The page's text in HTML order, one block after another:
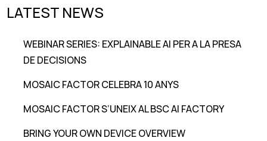
LATEST NEWS
WEBINAR SERIES: EXPLAINABLE AI PER A LA PRESA
DE DECISIONS
MOSAIC FACTOR CELEBRA 10 ANYS
MOSAIC FACTOR S’UNEIX AL BSC AI FACTORY
BRING YOUR OWN DEVICE OVERVIEW